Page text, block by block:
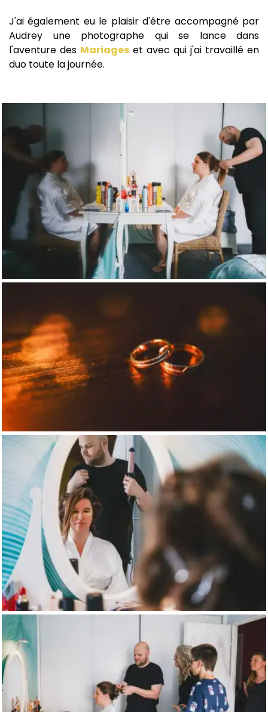
J'ai également eu le plaisir d'être accompagné par
Audrey une photographe qui se lance dans
l'aventure des Mariages et avec qui j'ai travaillé en
duo toute la journée.